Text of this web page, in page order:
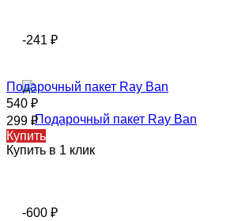
-241 ₽
Подарочный пакет Ray Ban
540 ₽
299 ₽
Купить
Купить в 1 клик
-600 ₽